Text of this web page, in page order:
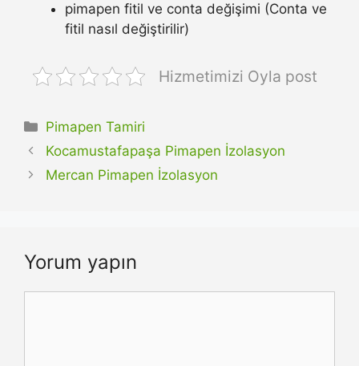
pimapen fitil ve conta değişimi (Conta ve
fitil nasıl değiştirilir)
Hizmetimizi Oyla post
Kategoriler
Pimapen Tamiri
Kocamustafapaşa Pimapen İzolasyon
Mercan Pimapen İzolasyon
Yorum yapın